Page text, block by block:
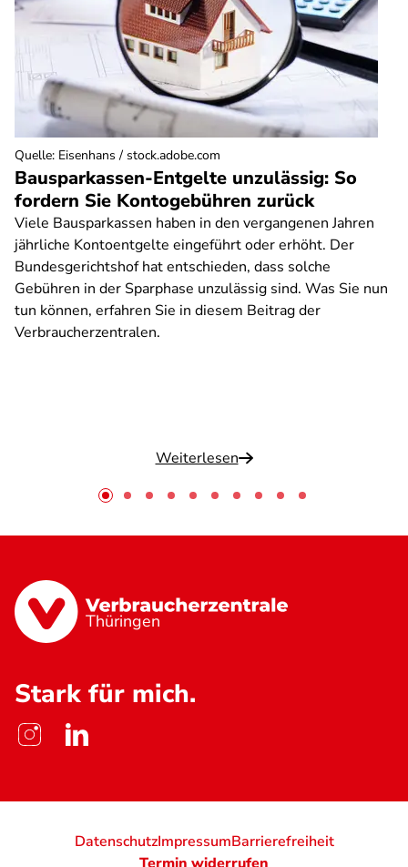
Bausparkassen-Entgelte unzulässig: So
fordern Sie Kontogebühren zurück
Viele Bausparkassen haben in den vergangenen Jahren
jährliche Kontoentgelte eingeführt oder erhöht. Der
Bundesgerichtshof hat entschieden, dass solche
Gebühren in der Sparphase unzulässig sind. Was Sie nun
tun können, erfahren Sie in diesem Beitrag der
Verbraucherzentralen.
Weiterlesen
Quelle: Eisenhans / stock.adobe.com
Thüringen
Stark für mich.
DatenschutzImpressumBarrierefreiheit